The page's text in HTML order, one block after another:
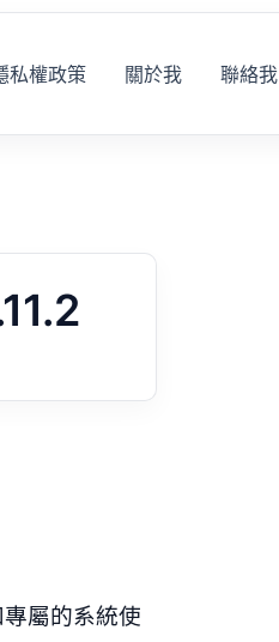
私權政策 關於我 聯絡我
屬的系統使